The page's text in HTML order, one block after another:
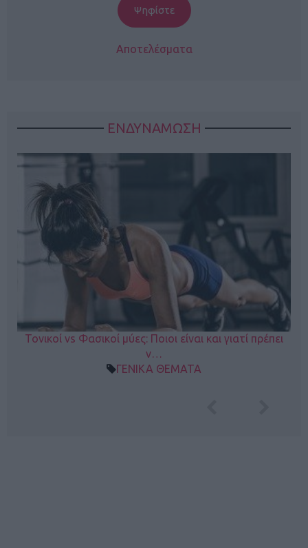
Αποτελέσματα
ΕΝΔΥΝΑΜΩΣΗ
Τονικοί vs Φασικοί μύες: Ποιοι είναι και γιατί πρέπει
ν…
ΓΕΝΙΚΑ ΘΕΜΑΤΑ